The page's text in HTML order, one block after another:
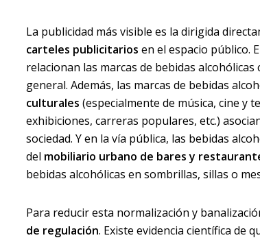
La publicidad más visible es la dirigida
carteles publicitarios en el espacio público.
relacionan las marcas de bebidas
general. Además, las marcas de bebidas
culturales (especialmente de música, cine y
exhibiciones, carreras populares, etc.)
sociedad. Y en la vía pública, las bebidas
del mobiliario urbano de bares y
bebidas alcohólicas en sombrillas, sillas o
Para reducir esta normalización y
de regulación. Existe evidencia científica de